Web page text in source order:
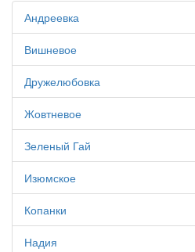
Андреевка
Вишневое
Дружелюбовка
Жовтневое
Зеленый Гай
Изюмское
Копанки
Надия